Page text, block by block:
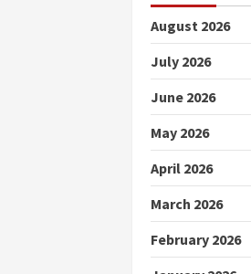
August 2026
July 2026
June 2026
May 2026
April 2026
March 2026
February 2026